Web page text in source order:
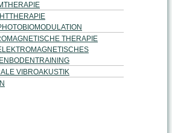
THERAPIE
VIBROAKUSTIK